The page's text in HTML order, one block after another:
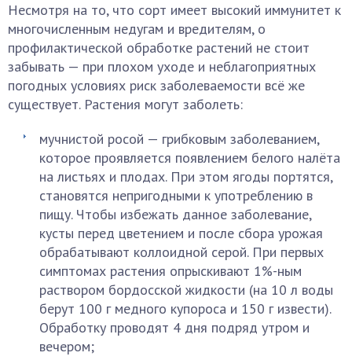
Несмотря на то, что сорт имеет высокий иммунитет к
многочисленным недугам и вредителям, о
профилактической обработке растений не стоит
забывать — при плохом уходе и неблагоприятных
погодных условиях риск заболеваемости всё же
существует. Растения могут заболеть:
мучнистой росой — грибковым заболеванием,
которое проявляется появлением белого налёта
на листьях и плодах. При этом ягоды портятся,
становятся непригодными к употреблению в
пищу. Чтобы избежать данное заболевание,
кусты перед цветением и после сбора урожая
обрабатывают коллоидной серой. При первых
симптомах растения опрыскивают 1%-ным
раствором бордосской жидкости (на 10 л воды
берут 100 г медного купороса и 150 г извести).
Обработку проводят 4 дня подряд утром и
вечером;